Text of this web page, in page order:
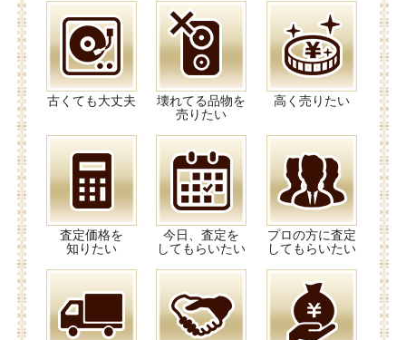
古くても大丈夫
壊れてる品物を
売りたい
高く売りたい
査定価格を
知りたい
今日、査定を
してもらいたい
プロの方に査定
してもらいたい